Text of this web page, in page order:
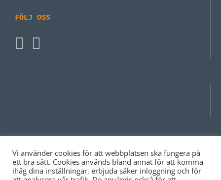
FÖLJ OSS
Vi använder cookies för att webbplatsen ska fungera på
ett bra sätt. Cookies används bland annat för att komma
ihåg dina inställningar, erbjuda säker inloggning och för